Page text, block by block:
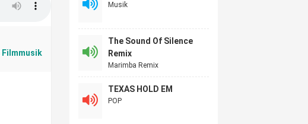
Filmmusik
Musik
The Sound Of Silence
Remix
Marimba Remix
TEXAS HOLD EM
POP